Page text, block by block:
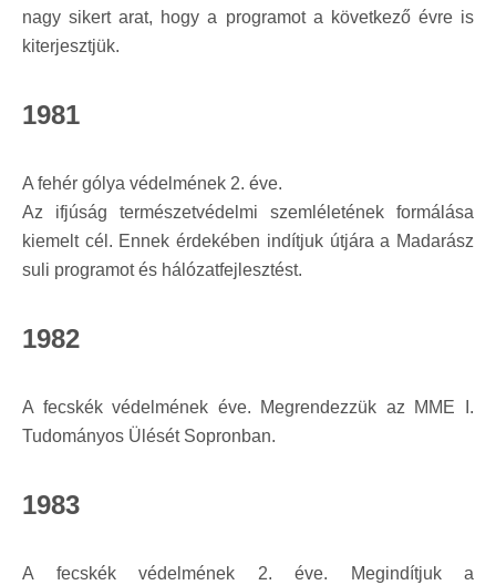
nagy sikert arat, hogy a programot a következő évre is
kiterjesztjük.
1981
A fehér gólya védelmének 2. éve.
Az ifjúság természetvédelmi szemléletének formálása
kiemelt cél. Ennek érdekében indítjuk útjára a Madarász
suli programot és hálózatfejlesztést.
1982
A fecskék védelmének éve. Megrendezzük az MME I.
Tudományos Ülését Sopronban.
1983
A fecskék védelmének 2. éve. Megindítjuk a